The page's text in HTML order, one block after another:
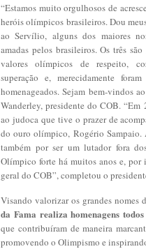
“Estamos muito orgulhosos de
heróis olímpicos brasileiros. Dou
ao Servílio, alguns dos maiores
amadas pelos brasileiros. Os três
valores olímpicos de respeito,
superação e, merecidamente
homenageados. Sejam bem-vindos
Wanderley, presidente do COB. “Em
ao judoca que tive o prazer de
do ouro olímpico, Rogério Sampaio.
também por ser um lutador fora
Olímpico forte há muitos anos e, por
geral do COB”, completou o
Visando valorizar os grandes
da Fama realiza homenagens todos
que contribuíram de maneira
promovendo o Olimpismo e